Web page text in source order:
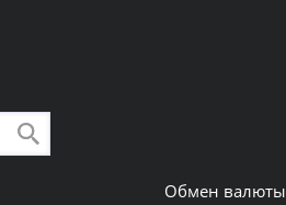
Обмен валюты